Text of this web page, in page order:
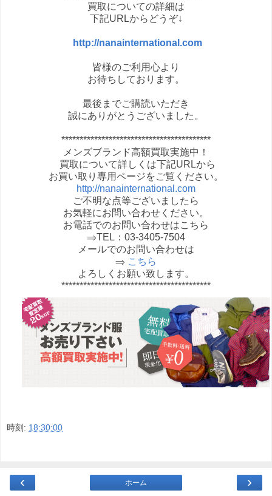
買取についての詳細は
下記URLからどうぞ↓
http://nanainternational.com
皆様のご利用心より
お待ちしております。
最後までご購読いただき
誠にありがとうございました。
*****************************************
メンズブランド高額買取実施中！
買取について詳しくは下記URLから
お買い取り専用ページをご覧ください。
http://nanainternational.com
ご不明な点等ございましたら
お気軽にお問い合わせください。
お電話でのお問い合わせはこちら
⇒TEL：03-3405-7504
メールでのお問い合わせは
⇒ こちら
よろしくお願い致します。
*****************************************
時刻: 18:30:00
‹ ›
ホーム